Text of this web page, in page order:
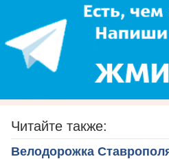
Читайте также:
Велодорожка